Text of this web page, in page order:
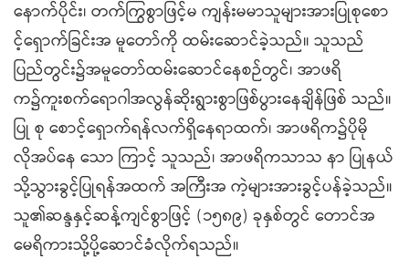
နောက်ပိုင်း၊ တက်ကြွစွာဖြင့်မ ကျန်းမမာသူများအားပြုစုစော
င့်ရှောက်ခြင်းအ မူတော်ကို ထမ်းဆောင်ခဲ့သည်။ သူသည်
ပြည်တွင်း၌အမူတော်ထမ်းဆောင်နေစဉ်တွင်၊ အာဖရိ
က၌ကူးစက်ရောဂါအလွန်ဆိုးရွားစွာဖြစ်ပွားနေချိန်ဖြစ် သည်။
ပြု စု စောင့်ရှောက်ရန်လက်ရှိနေရာထက်၊ အာဖရိက၌ပိုမို
လိုအပ်နေ သော ကြာင့် သူသည်၊ အာဖရိကသာသ နာ ပြုနယ်
သို့သွားခွင့်ပြုရန်အထက် အကြီးအ ကဲ့များအားခွင့်ပန်ခဲ့သည်။
သူ၏ဆန္ဒနှင့်ဆန့်ကျင်စွာဖြင့် (၁၅၈၉) ခုနှစ်တွင် တောင်အ
မေရိကားသို့ပို့ဆောင်ခံလိုက်ရသည်။